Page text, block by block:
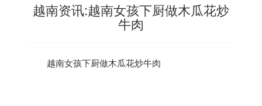
越南资讯:越南女孩下厨做木瓜花炒
牛肉
越南女孩下厨做木瓜花炒牛肉